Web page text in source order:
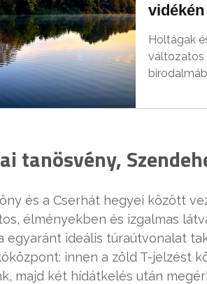
vidékén
Holtágak
változatos
tanösvény,
és a Cserhát hegyei között
élményekben és izgalmas
egyaránt ideális túraútvonalat
innen a zöld T-jelzést
majd két hídátkelés után